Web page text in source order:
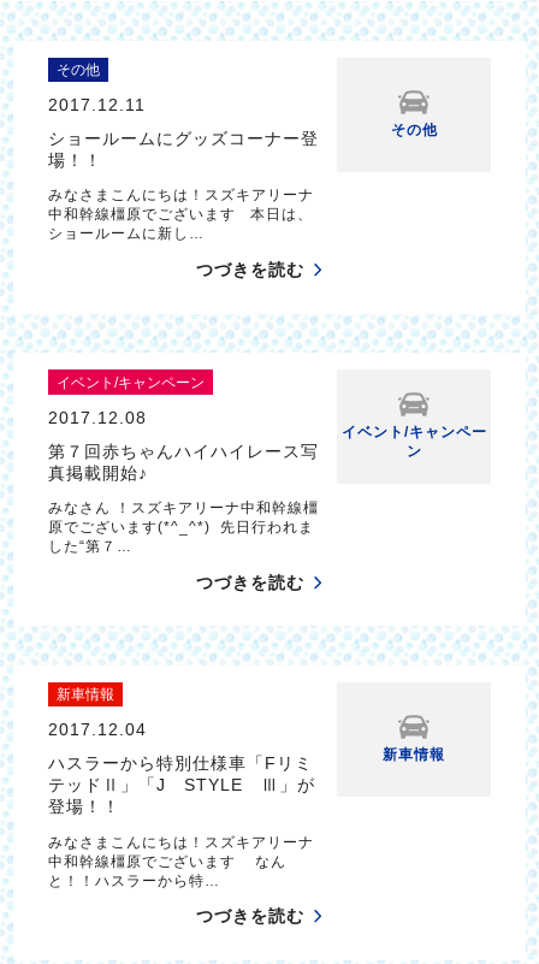
その他
2017.12.11
ショールームにグッズコーナー登
場！！
みなさまこんにちは！スズキアリーナ
中和幹線橿原でございます 本日は、
ショールームに新し…
つづきを読む
その他
イベント/キャンペーン
2017.12.08
第７回赤ちゃんハイハイレース写
真掲載開始♪
みなさん ！スズキアリーナ中和幹線橿
原でございます(*^_^*) 先日行われま
した“第７…
つづきを読む
イベント/キャンペー
ン
新車情報
2017.12.04
ハスラーから特別仕様車「Fリミ
テッドⅡ」「J STYLE Ⅲ」が
登場！！
みなさまこんにちは！スズキアリーナ
中和幹線橿原でございます なん
と！！ハスラーから特…
つづきを読む
新車情報